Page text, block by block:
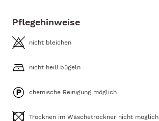
Pflegehinweise
nicht bleichen
nicht heiß bügeln
chemische Reinigung möglich
Trocknen im Wäschetrockner nicht möglich